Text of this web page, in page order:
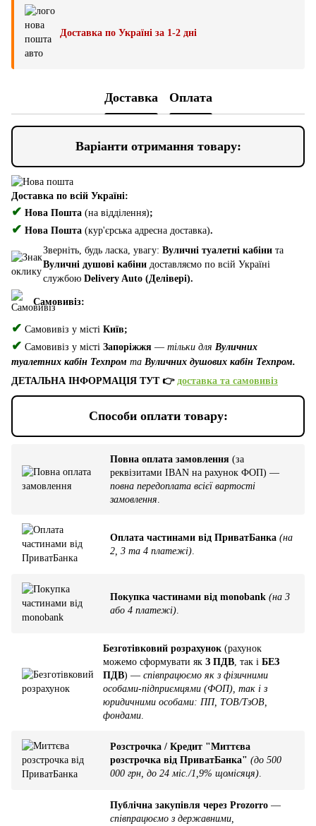
Доставка по Україні за 1-2 дні
Доставка Оплата
Варіанти отримання товару:
Доставка по всій Україні:
✔ Нова Пошта (на відділення);
✔ Нова Пошта (кур'єрська адресна доставка).
Зверніть, будь ласка, увагу: Вуличні туалетні кабіни та
Вуличні душові кабіни доставляємо по всій Україні
службою Delivery Auto (Делівері).
Самовивіз:
✔ Самовивіз у місті Київ;
✔ Самовивіз у місті Запоріжжя — тільки для Вуличних
туалетних кабін Техпром та Вуличних душових кабін Техпром.
ДЕТАЛЬНА ІНФОРМАЦІЯ ТУТ 👉 доставка та самовивіз
Способи оплати товару:
Повна оплата замовлення (за
реквізитами IBAN на рахунок ФОП) —
повна передоплата всієї вартості
замовлення
Оплата частинами від ПриватБанка (на
2, 3 та 4 платежі)
Покупка частинами від monobank (на 3
або 4 платежі)
Безготівковий розрахунок (рахунок
можемо сформувати як З ПДВ , так і БЕЗ
ПДВ) — співпрацюємо як з фізичними
особами-підприємцями (ФОП), так і з
юридичними особами: ПП, ТОВ/ТзОВ,
фондами
Розстрочка / Кредит "Миттєва
розстрочка від ПриватБанка" (до 500
000 грн, до 24 міс./1,9% щомісяця).
Публічна закупівля через Prozorro —
співпрацюємо з державними,